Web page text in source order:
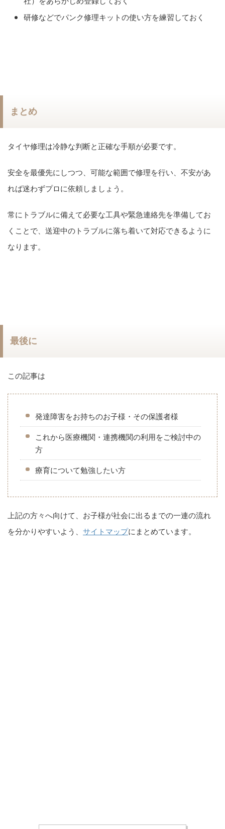
研修などでパンク修理キットの使い方を練習しておく
まとめ
タイヤ修理は冷静な判断と正確な手順が必要です。
安全を最優先にしつつ、可能な範囲で修理を行い、不安があ
れば迷わずプロに依頼しましょう。
常にトラブルに備えて必要な工具や緊急連絡先を準備してお
くことで、送迎中のトラブルに落ち着いて対応できるように
なります。
最後に
この記事は
発達障害をお持ちのお子様・その保護者様
これから医療機関・連携機関の利用をご検討中の
方
療育について勉強したい方
上記の方々へ向けて、お子様が社会に出るまでの一連の流れ
を分かりやすいよう、 サイトマップにまとめています。